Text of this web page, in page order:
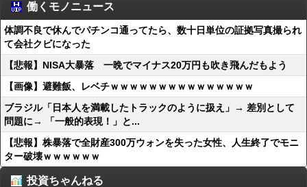
働くモノニュース
体調不良で休んでパチンコ通ってたら、数十日単位の証拠写真撮られ
て会社クビになった
【悲報】NISA大暴落 一晩でマイナス20万円も吹き飛んだもよう
【画像】避難飯、レベチｗｗｗｗｗｗｗｗｗｗｗｗｗｗｗ
ブラジル「日本人を満載したトラックのように扱え」→ 差別として
問題に→ 「一般的表現！」と...
【悲報】株暴落で全財産300万ウォンを失った女性、人生終了でモニ
ター破壊ｗｗｗｗｗｗ
投資ちゃんねる